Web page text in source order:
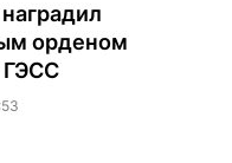
орденом
ГЭСС